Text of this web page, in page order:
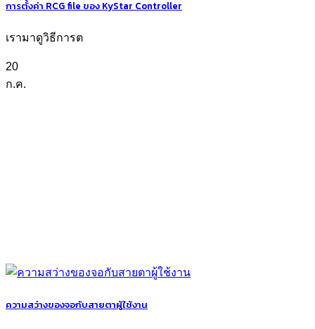
การตั้งค่า RCG file ของ KyStar Controller
เรามาดูวิธีการต
20
ก.ค.
ความสว่างของจอกับสายตาผู้ใช้งาน